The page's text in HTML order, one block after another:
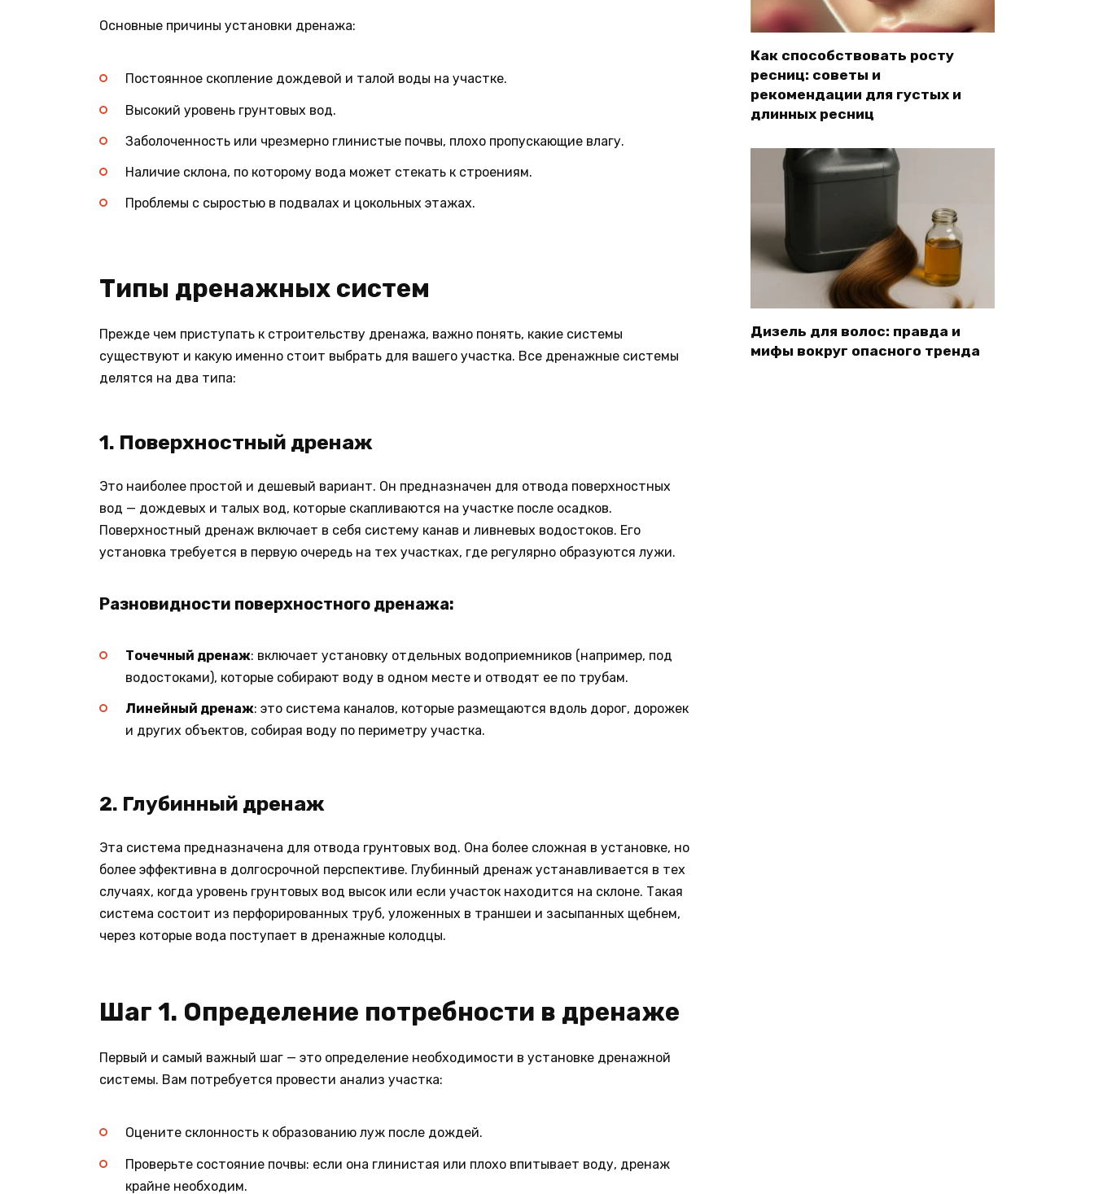
Основные причины установки дренажа:
Постоянное скопление дождевой и талой воды на участке.
Высокий уровень грунтовых вод.
Заболоченность или чрезмерно глинистые почвы, плохо пропускающие влагу.
Наличие склона, по которому вода может стекать к строениям.
Проблемы с сыростью в подвалах и цокольных этажах.
Типы дренажных систем
Прежде чем приступать к строительству дренажа, важно понять, какие системы
существуют и какую именно стоит выбрать для вашего участка. Все дренажные системы
делятся на два типа:
1. Поверхностный дренаж
Это наиболее простой и дешевый вариант. Он предназначен для отвода поверхностных
вод — дождевых и талых вод, которые скапливаются на участке после осадков.
Поверхностный дренаж включает в себя систему канав и ливневых водостоков. Его
установка требуется в первую очередь на тех участках, где регулярно образуются лужи.
Разновидности поверхностного дренажа:
Точечный дренаж: включает установку отдельных водоприемников (например, под
водостоками), которые собирают воду в одном месте и отводят ее по трубам.
Линейный дренаж: это система каналов, которые размещаются вдоль дорог, дорожек
и других объектов, собирая воду по периметру участка.
2. Глубинный дренаж
Эта система предназначена для отвода грунтовых вод. Она более сложная в установке, но
более эффективна в долгосрочной перспективе. Глубинный дренаж устанавливается в тех
случаях, когда уровень грунтовых вод высок или если участок находится на склоне. Такая
система состоит из перфорированных труб, уложенных в траншеи и засыпанных щебнем,
через которые вода поступает в дренажные колодцы.
Шаг 1. Определение потребности в дренаже
Первый и самый важный шаг — это определение необходимости в установке дренажной
системы. Вам потребуется провести анализ участка:
Оцените склонность к образованию луж после дождей.
Проверьте состояние почвы: если она глинистая или плохо впитывает воду, дренаж
крайне необходим.
Как способствовать росту
ресниц: советы и
рекомендации для густых и
длинных ресниц
Дизель для волос: правда и
мифы вокруг опасного тренда